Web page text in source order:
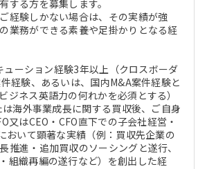
する方を募集します。
経験しかない場合は、その実績が強
業務ができる素養や足掛かりとなる経
ーション経験3年以上（クロスボーダ
経験、あるいは、国内M&A案件経験と
ジネス英語力の何れかを必須とする）
海外事業成長に関する買収後、ご自身
又はCEO・CFO直下での子会社経営・
おいて顕著な実績（例：買収先企業の
推進・追加買収のソーシングと遂行、
組織再編の遂行など）を創出した経